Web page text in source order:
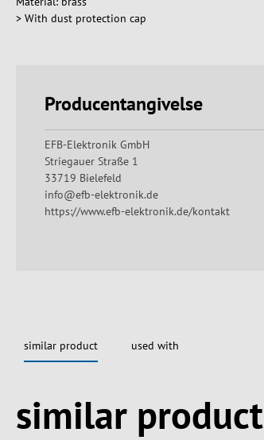
> With dust protection cap
Producentangivelse
EFB-Elektronik GmbH
Striegauer Straße 1
33719 Bielefeld
info@efb-elektronik.de
https://www.efb-elektronik.de/kontakt
similar product used with
similar product